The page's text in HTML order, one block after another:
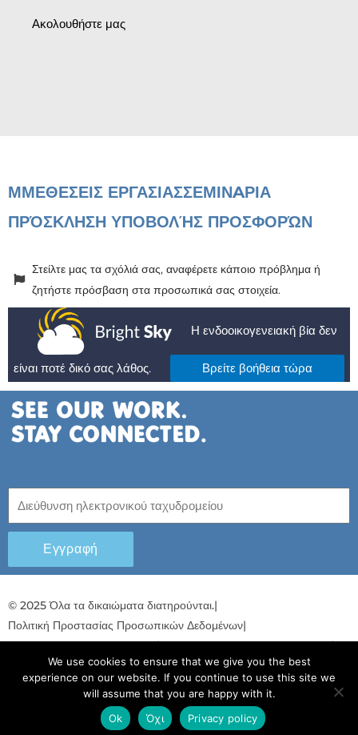
Ακολουθήστε μας
ΜΜΕΘΕΣΕΙΣ ΕΡΓΑΣΙΑΣΣΕΜΙΝAΡΙΑ
ΠΡΌΣΚΛΗΣΗ ΥΠΟΒΟΛΉΣ ΠΡΟΣΦΟΡΏΝ
Στείλτε μας τα σχόλιά σας, αναφέρετε κάποιο πρόβλημα ή
ζητήστε πρόσβαση στα προσωπικά σας στοιχεία.
Η ενδοοικογενειακή βία δεν
είναι ποτέ δικό σας λάθος. Βρείτε βοήθεια τώρα
Ελληνικά
Εγγραφή
© 2025 Όλα τα δικαιώματα διατηρούνται.|
Πολιτική Προστασίας Προσωπικών Δεδομένων|
Πολιτική προστασίας παιδιών|Σχέδιο για την ισότητα των φύλων|
Λογοδοσία και Διαφάνεια
T
w
Y
o
I
n
S
p
T
i
We use cookies to ensure that we give you the best
experience on our website. If you continue to use this site we
will assume that you are happy with it.
Ok
Όχι Privacy policy
Ελληνικά